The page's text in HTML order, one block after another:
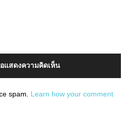
แสดงความคิดเห็น
spam. Learn how your comment